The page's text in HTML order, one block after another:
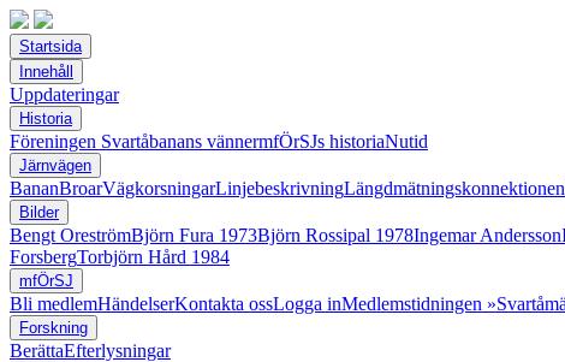
Startsida
Innehåll
Uppdateringar
Historia
Föreningen Svartåbanans vännermfÖrSJs historiaNutid
Järnvägen
BananBroarVägkorsningarLinjebeskrivningLängdmätningskonnektionen
Bilder
Bengt OreströmBjörn Fura 1973Björn Rossipal 1978Ingemar Andersson
ForsbergTorbjörn Hård 1984
mfÖrSJ
Bli medlemHändelserKontakta ossLogga inMedlemstidningen
Forskning
BerättaEfterlysningar